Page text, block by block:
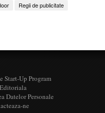
Regii de publicitate
Start-Up Program
Datelor Personale
ne